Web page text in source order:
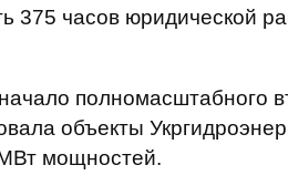
375 часов юридической
полномасштабного
объекты
мощностей.